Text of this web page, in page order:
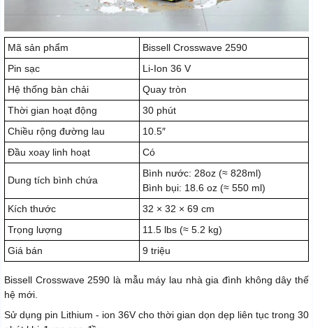
Mã sản phẩm
Bissell Crosswave 2590
Pin sạc
Li-Ion 36 V
Hệ thống bàn chải
Quay tròn
Thời gian hoạt động
30 phút
Chiều rộng đường lau
10.5″
Đầu xoay linh hoạt
Có
Dung tích bình chứa
Bình nước: 28oz (≈ 828ml)
Bình bụi: 18.6 oz (≈ 550 ml)
Kích thước
32 × 32 × 69 cm
Trọng lượng
11.5 lbs (≈ 5.2 kg)
Giá bán
9 triệu
Bissell Crosswave 2590 là mẫu máy lau nhà gia đình không dây thế
hệ mới.
Sử dụng pin Lithium - ion 36V cho thời gian dọn dẹp liên tục trong 30